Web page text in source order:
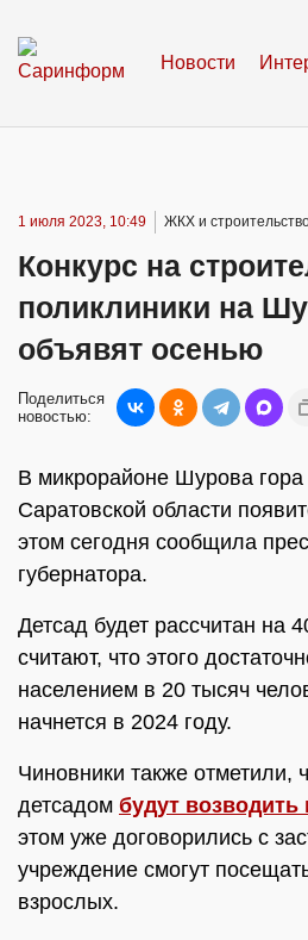
Новости
1 июля 2023, 10:49 ЖКХ и
Конкурс на
поликлиники на
объявят осенью
Поделиться
новостью:
В микрорайоне Шурова гора
Саратовской области
этом сегодня сообщила
губернатора.
Детсад будет рассчитан на
считают, что этого
населением в 20 тысяч
начнется в 2024 году.
Чиновники также отметили,
детсадом будут возводить
этом уже договорились с
учреждение смогут
взрослых.